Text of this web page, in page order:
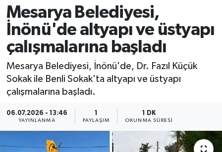
Mesarya Belediyesi,
İnönü'de altyapı ve üstyapı
çalışmalarına başladı
Mesarya Belediyesi, İnönü'de, Dr. Fazıl Küçük
Sokak ile Benli Sokak'ta altyapı ve üstyapı
çalışmalarına başladı.
06.07.2026 - 13:46
YAYINLANMA
1
PAYLAŞIM
1 DK
OKUNMA SÜRESI